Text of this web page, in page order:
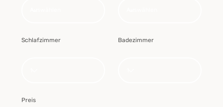
Schlafzimmer Badezimmer
Preis